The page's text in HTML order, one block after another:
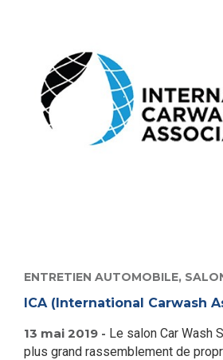
ENTRETIEN AUTOMOBILE,
ICA (International Carwash
13 mai 2019 - Le salon Car Wash
plus grand rassemblement de